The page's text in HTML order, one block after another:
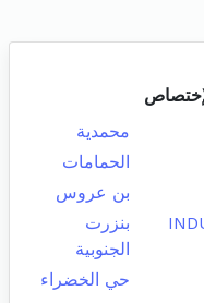
محمدية
الحمامات
بن عروس
بنزرت
الجنوبية
حي الخضراء